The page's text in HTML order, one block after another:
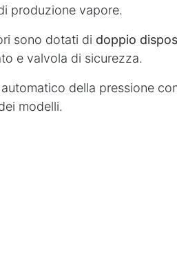
produzione vapore.
sono dotati di doppio
e valvola di sicurezza.
della pressione
modelli.